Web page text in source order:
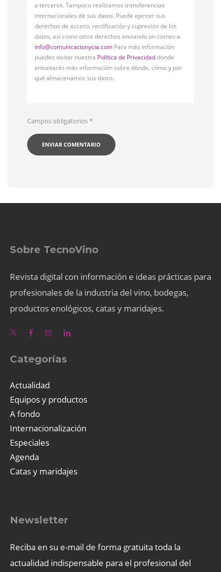
a terceros. Tampoco realizamos transferencias
internacionales de sus datos. Puede ejercer sus
derechos de acceso, rectificación y supresión de los
datos, así como otros derechos enviando un correo a
info@comunicacionycia.com Para más información
puedes visitar nuestra Política de Privacidaddonde
entontarás más información sobre dónde, cómo y por
qué almacenamos sus datos.
Campos obligatorios*
Sobre TecnoVino
Revista digital con información e ideas prácticas para
profesionales de la industria del vino, bodegas,
productos enológicos, catas y maridajes.
Categorías
Actualidad
Equipos y productos
A fondo
Internacionalización
Especiales
Agenda
Catas y maridajes
Newsletter
Reciba en su e-mail de forma gratuita toda la
actualidad indispensable para el profesional del